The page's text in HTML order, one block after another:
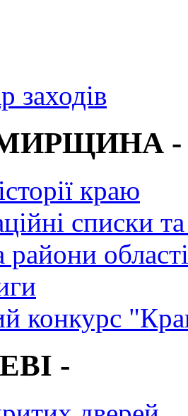
заходів
-
краю
списки
райони області
конкурс
-